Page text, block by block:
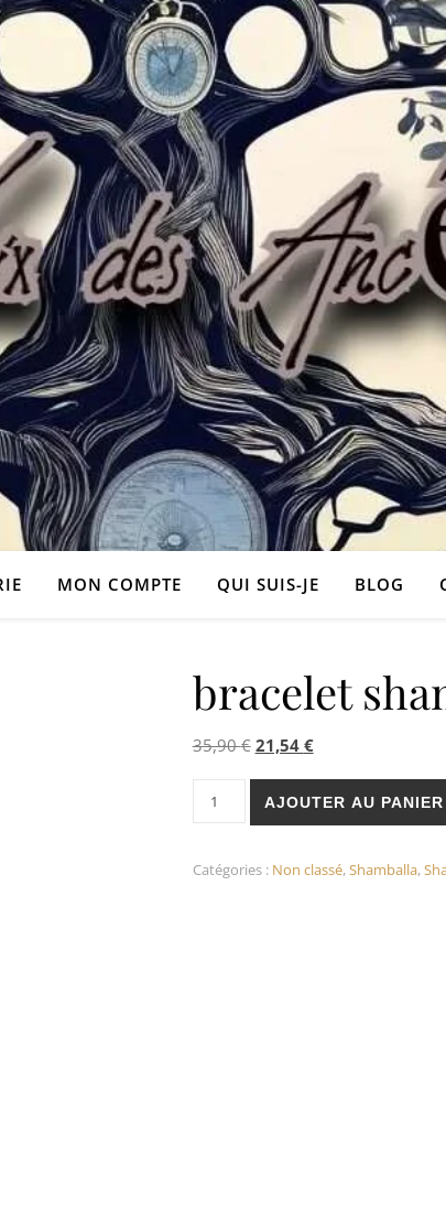
MON COMPTE QUI SUIS-JE BLOG
bracelet
35,90€ Le prix initial était : 35,90
21,54 €Le prix actuel est
quantité de bracelet shamballa
AJOUTER AU PANIER
Catégories : Non classé,Shamballa,